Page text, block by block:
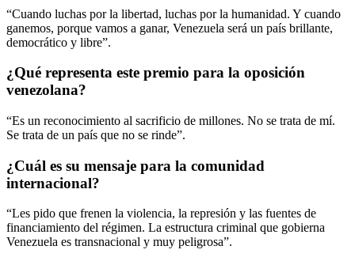
“Cuando luchas por la libertad, luchas por la humanidad. Y cuando
ganemos, porque vamos a ganar, Venezuela será un país brillante,
democrático y libre”.
¿Qué representa este premio para la oposición
venezolana?
“Es un reconocimiento al sacrificio de millones. No se trata de mí.
Se trata de un país que no se rinde”.
¿Cuál es su mensaje para la comunidad
internacional?
“Les pido que frenen la violencia, la represión y las fuentes de
financiamiento del régimen. La estructura criminal que gobierna
Venezuela es transnacional y muy peligrosa”.